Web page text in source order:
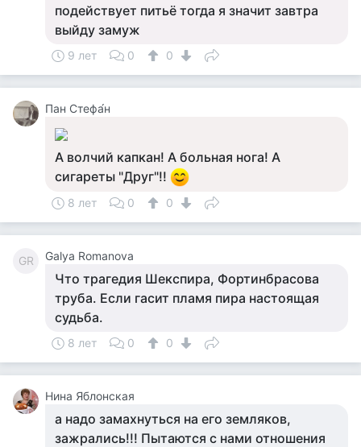
подействует питьё тогда я значит завтра
выйду замуж
9 лет 0 0
Пан Стефа́н
А волчий капкан! А больная нога! А
сигареты "Друг"!!
8 лет 0 0
GR Galya Romanova
Что трагедия Шекспира, Фортинбрасова
труба. Если гасит пламя пира настоящая
судьба.
8 лет 0 0
Нина Яблонская
а надо замахнуться на его земляков,
зажрались!!! Пытаются с нами отношения